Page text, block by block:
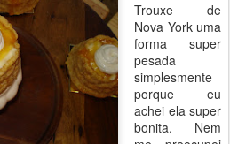
Trouxe de
Nova York uma
forma super
pesada
simplesmente
porque eu
achei ela super
bonita. Nem